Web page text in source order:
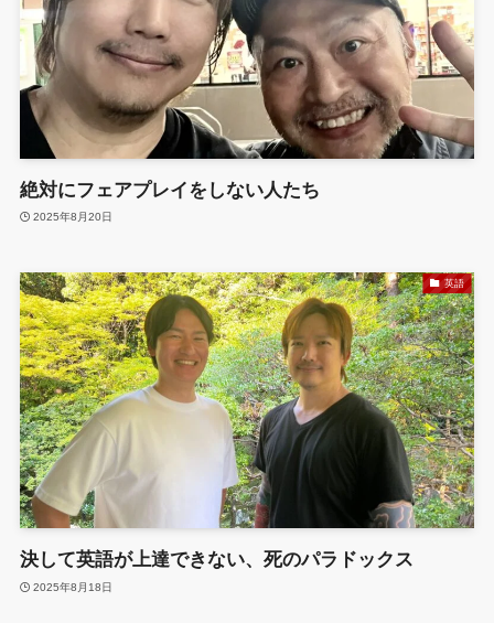
絶対にフェアプレイをしない人たち
2025年8月20日
英語
決して英語が上達できない、死のパラドックス
2025年8月18日